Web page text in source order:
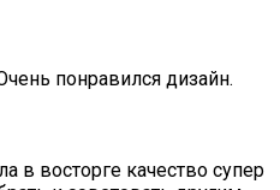
понравился дизайн.
в восторге качество супер